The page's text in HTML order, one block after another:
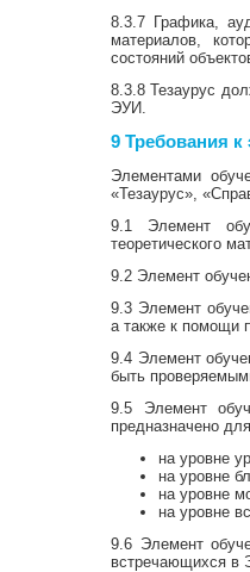
8.3.7 Графика,
материалов,
состояний
8.3.8 Тезаурус
ЭУИ.
9 Требования
Элементами
«Тезаурус»,
9.1 Элемент
теоретического
9.2 Элемент
9.3 Элемент
а также к помощи
9.4 Элемент
быть
9.5 Элемент
предназначено
на уровне
на уровне
на уровне
на уровне
9.6 Элемент
встречающихся в